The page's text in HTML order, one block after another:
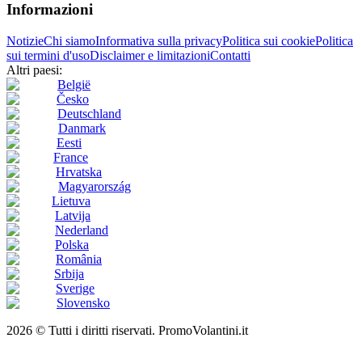
Informazioni
NotizieChi siamoInformativa sulla privacyPolitica sui cookiePolitica
sui termini d'usoDisclaimer e limitazioniContatti
Altri paesi:
België
Česko
Deutschland
Danmark
Eesti
France
Hrvatska
Magyarország
Lietuva
Latvija
Nederland
Polska
România
Srbija
Sverige
Slovensko
2026 © Tutti i diritti riservati. PromoVolantini.it